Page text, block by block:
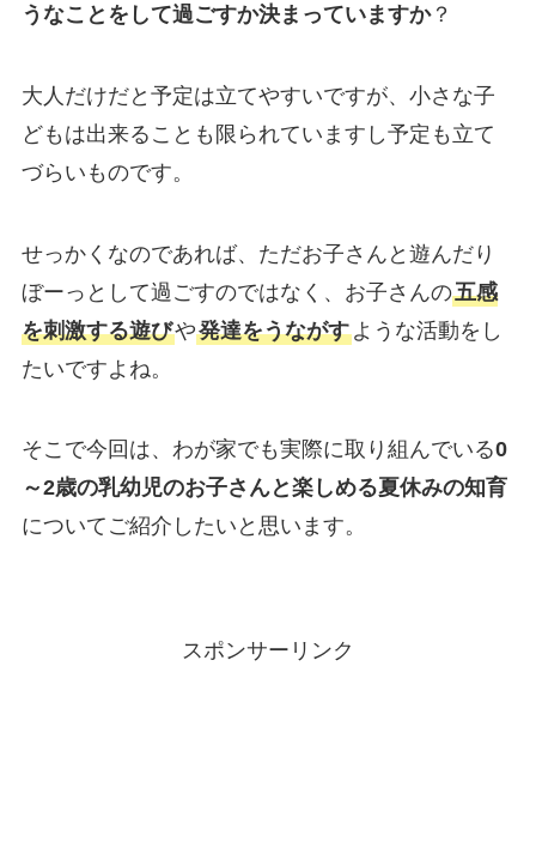
うなことをして過ごすか決まっていますか？
大人だけだと予定は立てやすいですが、小さな子
どもは出来ることも限られていますし予定も立て
づらいものです。
せっかくなのであれば、ただお子さんと遊んだり
ぼーっとして過ごすのではなく、お子さんの五感
を刺激する遊びや発達をうながすような活動をし
たいですよね。
そこで今回は、わが家でも実際に取り組んでいる0
～2歳の乳幼児のお子さんと楽しめる夏休みの知育
についてご紹介したいと思います。
スポンサーリンク